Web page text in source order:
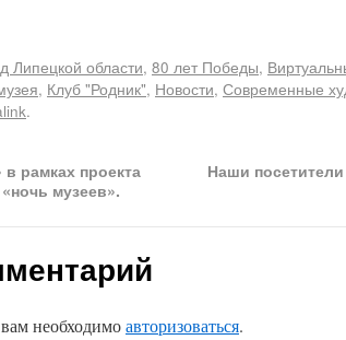
Липецкой области, 80 лет Победы,
, Клуб "Родник", Новости, Современные
.
рамках проекта
музеев».
Наши
необходимоавторизоваться.